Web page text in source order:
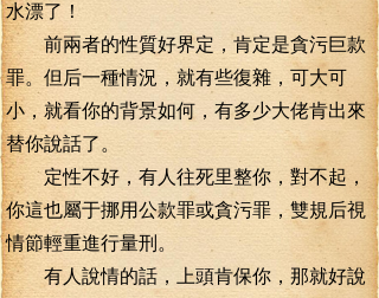
水漂了！
前兩者的性質好界定，肯定是貪污巨款
罪。但后一種情況，就有些復雜，可大可
小，就看你的背景如何，有多少大佬肯出來
替你說話了。
定性不好，有人往死里整你，對不起，
你這也屬于挪用公款罪或貪污罪，雙規后視
情節輕重進行量刑。
有人說情的話，上頭肯保你，那就好說